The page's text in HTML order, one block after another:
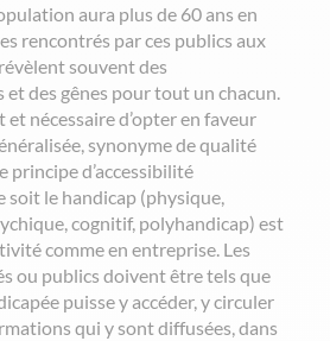
aura plus de 60 ans en
rencontrés par ces publics aux
souvent des
des gênes pour tout un chacun.
nécessaire d’opter en faveur
synonyme de qualité
principe d’accessibilité
soit le handicap (physique,
cognitif, polyhandicap) est
comme en entreprise. Les
ou publics doivent être tels que
puisse y accéder, y circuler
qui y sont diffusées, dans